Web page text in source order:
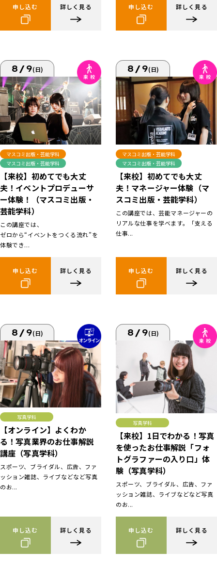
申し込む 詳しく見る 申し込む 詳しく見る
8/9(日)
マスコミ出版・芸能学科
マスコミ出版・芸能学科
【来校】初めてでも大丈
夫！イベントプロデューサ
ー体験！（マスコミ出版・
芸能学科）
この講座では、
ゼロから“イベントをつくる流れ”を
体験でき...
申し込む 詳しく見る
8/9(日)
マスコミ出版・芸能学科
マスコミ出版・芸能学科
【来校】初めてでも大丈
夫！マネージャー体験（マ
スコミ出版・芸能学科）
この講座では、芸能マネージャーの
リアルな仕事を学べます。「支える
仕事...
申し込む 詳しく見る
8/9(日)
写真学科
【オンライン】よくわか
る！写真業界のお仕事解説
講座（写真学科）
スポーツ、ブライダル、広告、ファ
ッション雑誌、ライブなどなど写真
のお...
申し込む 詳しく見る
8/9(日)
写真学科
【来校】1日でわかる！写真
を使ったお仕事解説「フォ
トグラファーの入り口」体
験（写真学科）
スポーツ、ブライダル、広告、ファ
ッション雑誌、ライブなどなど写真
のお...
申し込む 詳しく見る